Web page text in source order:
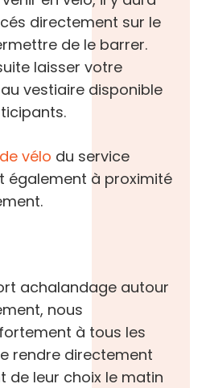
directement sur le
de le barrer.
laisser votre
vestiaire disponible
vélo du service
également à proximité
achalandage autour
nous
à tous les
rendre directement
de leur choix le matin